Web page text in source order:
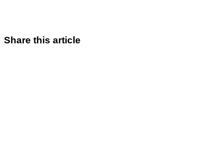
Share this article